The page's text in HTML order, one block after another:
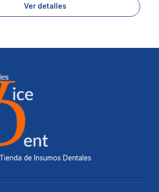
Ver detalles
Tienda de Insumos Dentales